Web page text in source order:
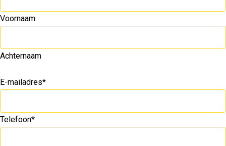
Voornaam
Achternaam
E-mailadres*
Telefoon*